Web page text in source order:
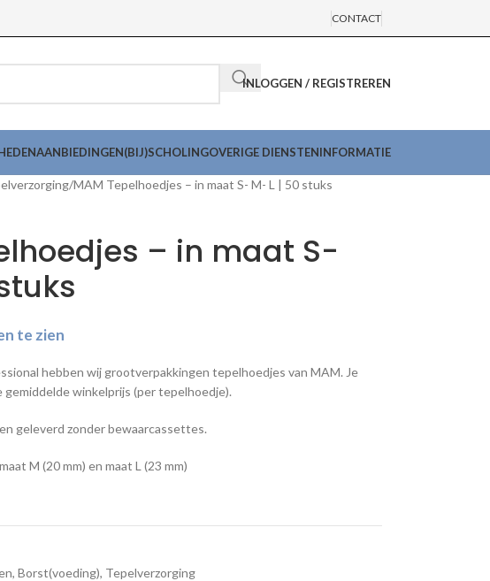
CONTACT
INLOGGEN / REGISTREREN
AANBIEDINGEN(BIJ)SCHOLINGOVERIGE DIENSTENINFORMATIE
MAM Tepelhoedjes – in maat S- M- L | 50 stuks
– in maat S-
te zien
hebben wij grootverpakkingen tepelhoedjes van MAM. Je
gemiddelde winkelprijs (per tepelhoedje).
geleverd zonder bewaarcassettes.
M (20 mm) en maat L (23 mm)
, Borst(voeding), Tepelverzorging